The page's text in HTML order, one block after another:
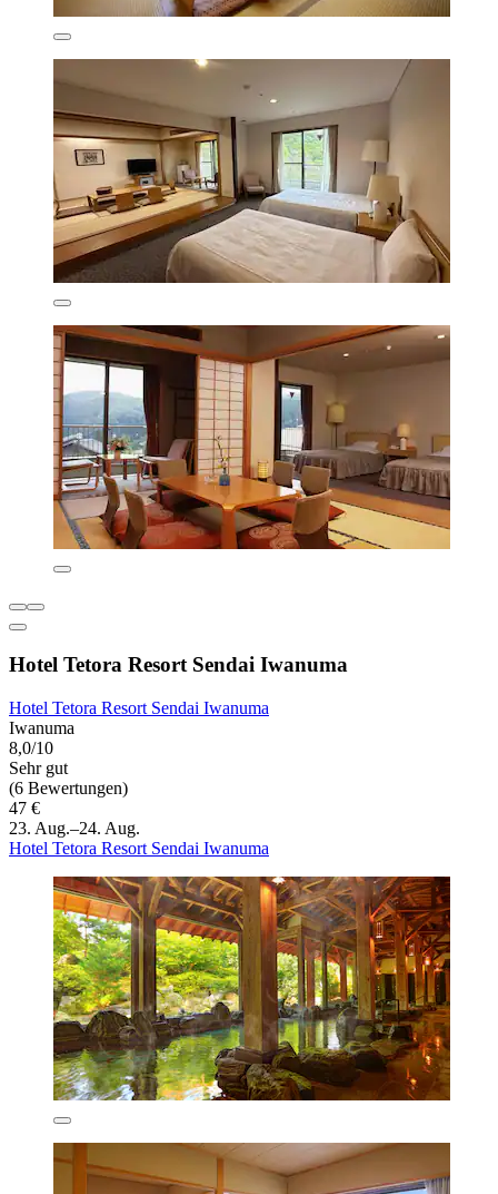
Hotel Tetora Resort Sendai Iwanuma
Hotel Tetora Resort Sendai Iwanuma
Iwanuma
8,0/10
Sehr gut
(6 Bewertungen)
47 €
23. Aug.–24. Aug.
Hotel Tetora Resort Sendai Iwanuma